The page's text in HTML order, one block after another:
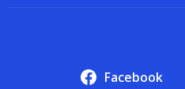
Facebook